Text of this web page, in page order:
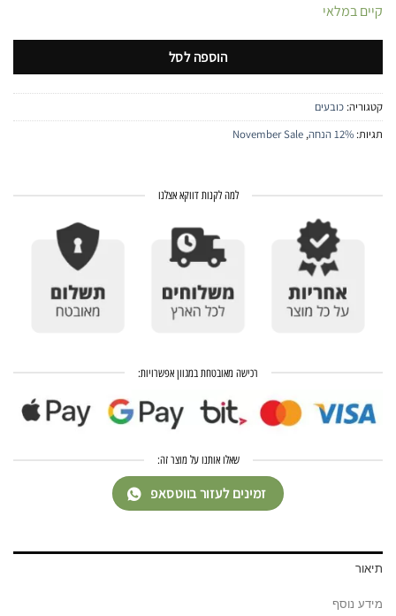
קיים במלאי
הוספה לסל
קטגוריה: כובעים
תגיות: 12% הנחה ,
November Sale
למה לקנות דווקא אצלנו
רכישה מאובטחת במגוון אפשרויות:
שאלו אותנו על מוצר זה:
זמינים לעזור בווטסאפ
תיאור
מידע נוסף